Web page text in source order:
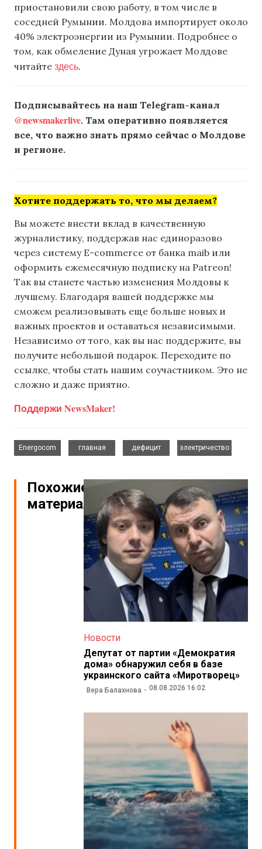
приостановили свою работу, в том числе в
соседней Румынии. Молдова импортирует около
40% электроэнергии из Румынии. Подробнее о
том, как обмеление Дуная угрожает Молдове
читайте здесь.
Подписывайтесь на наш Telegram-канал
@newsmakerlive. Там оперативно появляется
все, что важно знать прямо сейчас о Молдове
и регионе.
Хотите поддержать то, что мы делаем?
Вы можете внести вклад в качественную
журналистику, поддержав нас единоразово
через систему E-commerce от банка maib или
оформить ежемесячную подписку на Patreon!
Так вы станете частью изменения Молдовы к
лучшему. Благодаря вашей поддержке мы
сможем реализовывать еще больше новых и
важных проектов и оставаться независимыми.
Независимо от того, как вы нас поддержите, вы
получите небольшой подарок. Переходите по
ссылке, чтобы стать нашим соучастником. Это не
сложно и даже приятно.
Поддержи NewsMaker!
Energocom
главная
дефицит
электричество
Похожие
материалы
Новости
Депутат от партии «Демократия
дома» обнаружил себя в базе
украинского сайта «Миротворец»
Вера Балахнова 08.08.2026 16:02